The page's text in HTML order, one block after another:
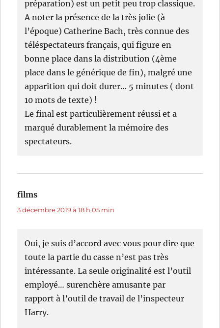
préparation) est un petit peu trop classique.
A noter la présence de la très jolie (à
l’époque) Catherine Bach, très connue des
téléspectateurs français, qui figure en
bonne place dans la distribution (4ème
place dans le générique de fin), malgré une
apparition qui doit durer… 5 minutes ( dont
10 mots de texte) !
Le final est particulièrement réussi et a
marqué durablement la mémoire des
spectateurs.
films
3 décembre 2019 à 18 h 05 min
Oui, je suis d’accord avec vous pour dire que
toute la partie du casse n’est pas très
intéressante. La seule originalité est l’outil
employé… surenchère amusante par
rapport à l’outil de travail de l’inspecteur
Harry.